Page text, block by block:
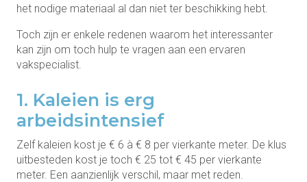
het nodige materiaal al dan niet ter beschikking hebt.
Toch zijn er enkele redenen waarom het interessanter
kan zijn om toch hulp te vragen aan een ervaren
vakspecialist.
1. Kaleien is erg
arbeidsintensief
Zelf kaleien kost je € 6 à € 8 per vierkante meter. De klus
uitbesteden kost je toch € 25 tot € 45 per vierkante
meter. Een aanzienlijk verschil, maar met reden.